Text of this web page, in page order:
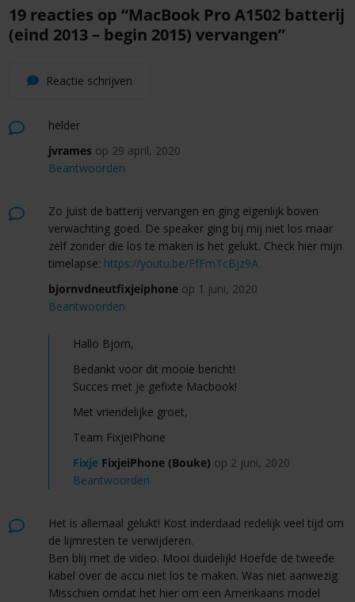
19 reacties op “MacBook Pro A1502 batterij
(eind 2013 – begin 2015) vervangen”
Reactie schrijven
helder
jvrames op 29 april, 2020
Beantwoorden
Zo juist de batterij vervangen en ging eigenlijk boven
verwachting goed. De speaker ging bij mij niet los maar
zelf zonder die los te maken is het gelukt. Check hier mijn
timelapse: https://youtu.be/FfFmTcBjz9A
bjornvdneutfixjeiphone op 1 juni, 2020
Beantwoorden
Hallo Bjorn,
Bedankt voor dit mooie bericht!
Succes met je gefixte Macbook!
Met vriendelijke groet,
Team FixjeiPhone
FixjeFixjeiPhone (Bouke) op 2 juni, 2020
Beantwoorden
Het is allemaal gelukt! Kost inderdaad redelijk veel tijd om
de lijmresten te verwijderen.
Ben blij met de video. Mooi duidelijk! Hoefde de tweede
kabel over de accu niet los te maken. Was niet aanwezig.
Misschien omdat het hier om een Amerikaans model